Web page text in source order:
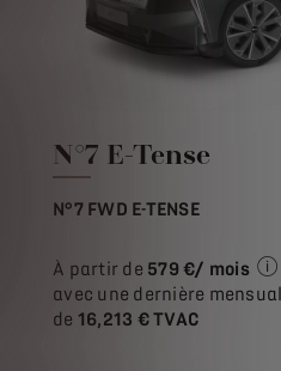
N°7 E-Tense
N°7 FWD E-TENSE
À partir de 579 €/ mois
avec une dernière
de 16,213 € TVAC